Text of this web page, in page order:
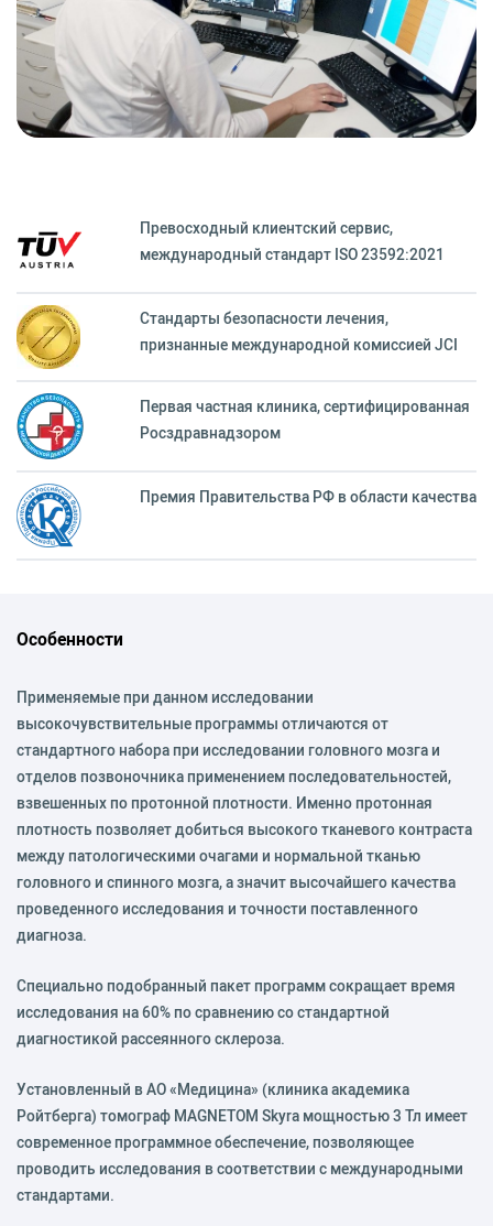
Превосходный клиентский сервиc,
международный стандарт ISO 23592:2021
Стандарты безопасности лечения,
признанные международной комиссией JCI
Первая частная клиника, сертифицированная
Росздравнадзором
Премия Правительства РФ в области качества
Особенности
Применяемые при данном исследовании
высокочувствительные программы отличаются от
стандартного набора при исследовании головного мозга и
отделов позвоночника применением последовательностей,
взвешенных по протонной плотности. Именно протонная
плотность позволяет добиться высокого тканевого контраста
между патологическими очагами и нормальной тканью
головного и спинного мозга, а значит высочайшего качества
проведенного исследования и точности поставленного
диагноза.
Специально подобранный пакет программ со­кращает время
исследования на 60% по сравне­нию со стандартной
диагностикой рассеянного склероза.
Установленный в АО «Медицина» (клиника академика
Ройтберга) томограф MAGNETOM Skyra мощностью 3 Тл имеет
современное программное обеспечение, позволяющее
проводить исследования в соответствии с международными
стандартами.